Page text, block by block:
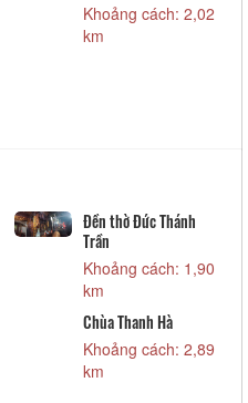
Khoảng cách: 2,02
km
Đền thờ Đức Thánh
Trần
Khoảng cách: 1,90
km
Chùa Thanh Hà
Khoảng cách: 2,89
km